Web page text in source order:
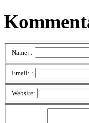
Name: :
Email: :
Website: